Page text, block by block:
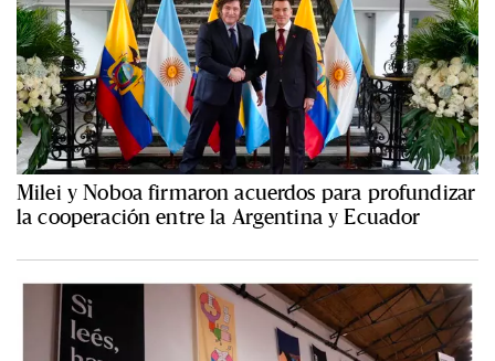
Milei y Noboa firmaron acuerdos para profundizar
la cooperación entre la Argentina y Ecuador